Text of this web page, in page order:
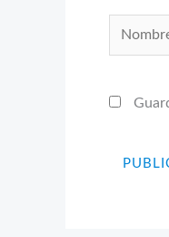
Nombre*